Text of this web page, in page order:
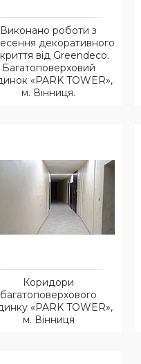
Виконано роботи з
декоративного
від Greendeco.
Багатоповерховий
«PARK TOWER»,
м. Вінниця.
Коридори
багатоповерхового
«PARK TOWER»,
м. Вінниця